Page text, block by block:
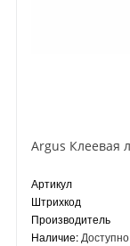
Артикул
Штрихкод
Производитель
Наличие: Доступно